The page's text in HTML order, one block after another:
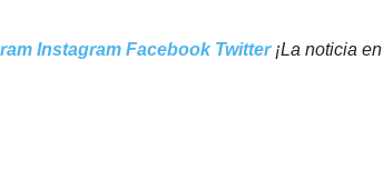
Instagram Facebook Twitter¡La noticia en